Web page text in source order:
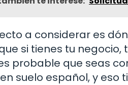
a considerar es
si tienes tu
probable que seas
suelo español, y eso